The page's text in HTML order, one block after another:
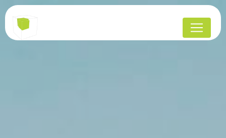
Panneau de gestion des cookies